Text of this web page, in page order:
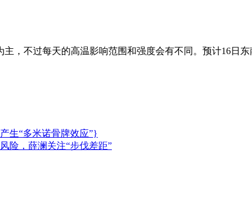
过每天的高温影响范围和强度会有不同。预计16日东
生“多米诺骨牌效应”}
险，薛澜关注“步伐差距”